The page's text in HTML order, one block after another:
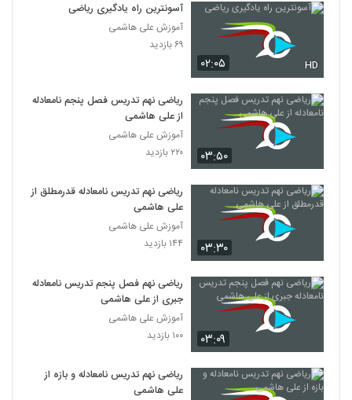
۰۲:۰۵ HD
آسونترین راه یادگیری ریاضی
آموزش علی هاشمی
۶۹ بازدید
۰۳:۵۰
ریاضی نهم تدریس فصل پنجم نامعادله
از علی هاشمی
آموزش علی هاشمی
۲۲۰ بازدید
۰۳:۳۰
ریاضی نهم تدریس نامعادله قدرمطلق از
علی هاشمی
آموزش علی هاشمی
۱۴۴ بازدید
۰۳:۰۹
ریاضی نهم فصل پنجم تدریس نامعادله
جبری از علی هاشمی
آموزش علی هاشمی
۱۰۰ بازدید
ریاضی نهم تدریس نامعادله و بازه از
علی هاشمی